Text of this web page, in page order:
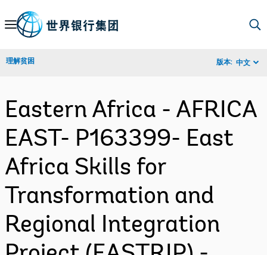
Skip
Navigation
理解贫困 版本: 中文
Eastern Africa - AFRICA
EAST- P163399- East
Africa Skills for
Transformation and
Regional Integration